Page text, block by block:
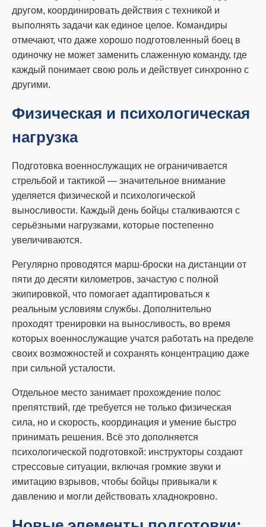
другом, координировать действия с техникой и
выполнять задачи как единое целое. Командиры
отмечают, что даже хорошо подготовленный боец в
одиночку не может заменить слаженную команду, где
каждый понимает свою роль и действует синхронно с
другими.
Физическая и психологическая
нагрузка
Подготовка военнослужащих не ограничивается
стрельбой и тактикой — значительное внимание
уделяется физической и психологической
выносливости. Каждый день бойцы сталкиваются с
серьёзными нагрузками, которые постепенно
увеличиваются.
Регулярно проводятся марш-броски на дистанции от
пяти до десяти километров, зачастую с полной
экипировкой, что помогает адаптироваться к
реальным условиям службы. Дополнительно
проходят тренировки на выносливость, во время
которых военнослужащие учатся работать на пределе
своих возможностей и сохранять концентрацию даже
при сильной усталости.
Отдельное место занимает прохождение полос
препятствий, где требуется не только физическая
сила, но и скорость, координация и умение быстро
принимать решения. Всё это дополняется
психологической подготовкой: инструкторы создают
стрессовые ситуации, включая громкие звуки и
имитацию взрывов, чтобы бойцы привыкали к
давлению и могли действовать хладнокровно.